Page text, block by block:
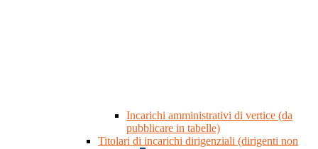
Incarichi amministrativi di vertice (da
pubblicare in tabelle)
Titolari di incarichi dirigenziali (dirigenti non